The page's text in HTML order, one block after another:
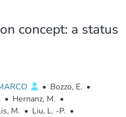
concept: a status
• Bozzo, E. •
• Hernanz, M. •
M. • Liu, L. -P. •